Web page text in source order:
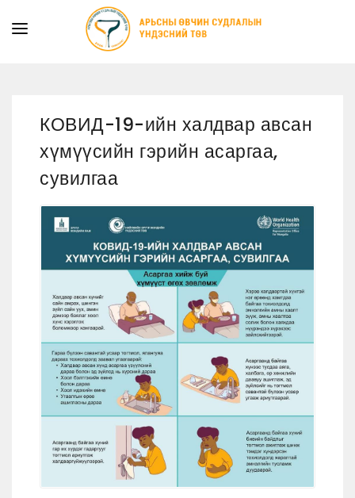
ХУУЛЬ ЭРХ ЗҮЙ
МЭДЭЭ
ИЛ ТОД БАЙДАЛ
СУРГАЛТЫН АЛБА
КОВИД-19-ийн халдвар авсан
хүмүүсийн гэрийн асаргаа,
сувилгаа